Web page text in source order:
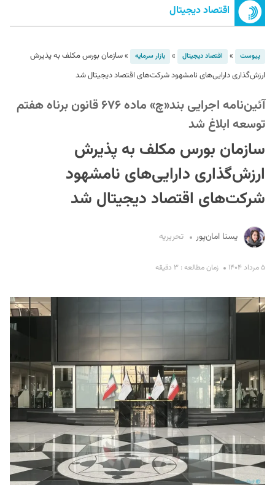
اقتصاد دیجیتال
پیوست » اقتصاد دیجیتال » بازار سرمایه »سازمان بورس مکلف به پذیرش
ارزش‌گذاری دارایی‌های نامشهود شرکت‌های اقتصاد دیجیتال شد
آئین‌نامه اجرایی بند«چ» ماده ۶۷۶ قانون برناه هفتم
توسعه ابلاغ شد
سازمان بورس مکلف به پذیرش
ارزش‌گذاری دارایی‌های نامشهود
شرکت‌های اقتصاد دیجیتال شد
یسنا امان‌پور تحریریه
۵ مرداد ۱۴۰۴ زمان مطالعه : ۳ دقیقه